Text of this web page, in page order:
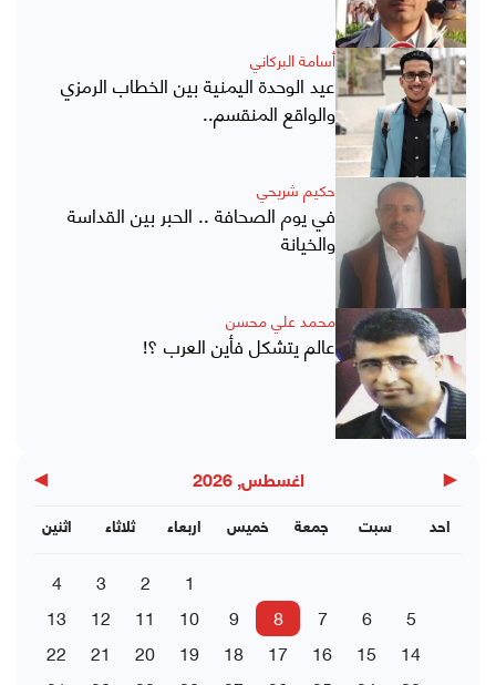
أسامة البركاني
عيد الوحدة اليمنية بين الخطاب الرمزي
والواقع المنقسم..
حكيم شريحي
في يوم الصحافة .. الحبر بين القداسة
والخيانة
محمد علي محسن
عالم يتشكل فأين العرب ؟!
◀ اغسطس, 2026 ▶
اثنين ثلاثاء اربعاء خميس جمعة سبت احد
1
2
3
4
5
6
7
8
9
10
11
12
13
14
15
16
17
18
19
20
21
22